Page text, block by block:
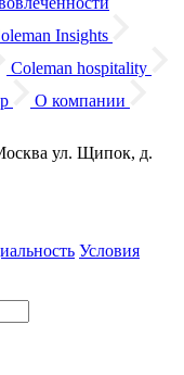
Insights
Coleman hospitality
О компании
ул. Щипок, д.
Условия